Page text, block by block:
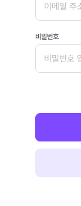
비밀번호